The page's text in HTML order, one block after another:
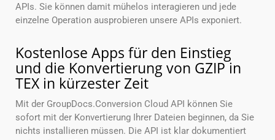
APIs. Sie können damit mühelos interagieren und jede
einzelne Operation ausprobieren unsere APIs exponiert.
Kostenlose Apps für den Einstieg
und die Konvertierung von GZIP in
TEX in kürzester Zeit
Mit der GroupDocs.Conversion Cloud API können Sie
sofort mit der Konvertierung Ihrer Dateien beginnen, da Sie
nichts installieren müssen. Die API ist klar dokumentiert